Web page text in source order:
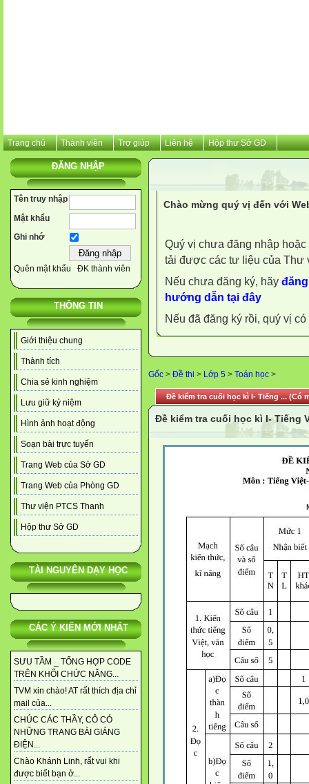
Trang chủ Thành viên Trợ giúp Liên hệ Hộp thư Sở GD
ĐĂNG NHẬP
Tên truy nhập
Mật khẩu
Ghi nhớ
Quên mật khẩu ĐK thành viên
THÔNG TIN
Giới thiệu chung
Thành tích
Chia sẻ kinh nghiệm
Lưu giữ kỷ niệm
Hình ảnh hoạt động
Soạn bài trực tuyến
Trang Web của Sở GD
Trang Web của Phòng GD
Thư viện PTCS Thanh
Hộp thư Sở GD
TÀI NGUYÊN DẠY HỌC
CÁC Ý KIẾN MỚI NHẤT
SƯU TẦM _ TỔNG HỢP CODE
TRÊN KHỐI CHỨC NĂNG...
TVM xin chào! AT rất thích địa chỉ
mail của...
CHÚC CÁC THẦY, CÔ CÓ
NHỮNG TRANG BÀI GIẢNG
ĐIỆN...
Chào Khánh Linh, rất vui khi
được biết bạn ở...
Chào mừng quý vị đến với
Quý vị chưa đăng nhập
tải được các tư liệu của Thư
Nếu chưa đăng ký, hãy
hướng dẫn tại đây
Nếu đã đăng ký rồi, quý vị
Gốc > Đề thi > Lớp 5 > Toán học >
Đề kiểm tra cuối học kì I- Tiếng ... (Có
Đề kiểm tra cuối học kì I- Tiếng